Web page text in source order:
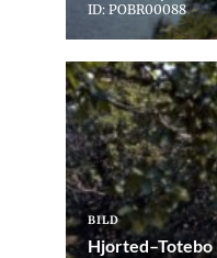
ID: POBR00088
BILD
Hjorted–Totebo